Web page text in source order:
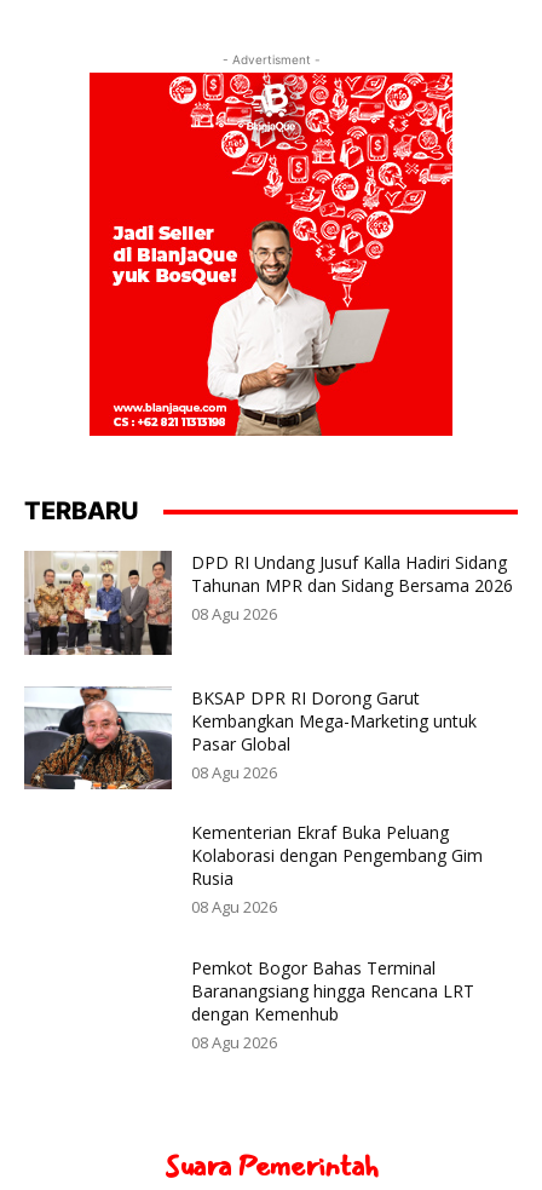
- Advertisment -
TERBARU
DPD RI Undang Jusuf Kalla Hadiri Sidang
Tahunan MPR dan Sidang Bersama 2026
08 Agu 2026
BKSAP DPR RI Dorong Garut
Kembangkan Mega-Marketing untuk
Pasar Global
08 Agu 2026
Kementerian Ekraf Buka Peluang
Kolaborasi dengan Pengembang Gim
Rusia
08 Agu 2026
Pemkot Bogor Bahas Terminal
Baranangsiang hingga Rencana LRT
dengan Kemenhub
08 Agu 2026
Suara Pemerintah